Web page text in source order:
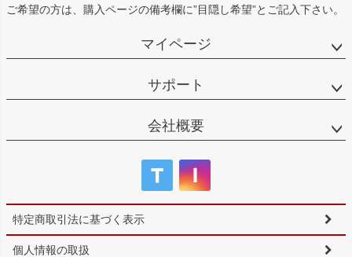
ご希望の方は、購入ページの備考欄に”目隠し希望”とご記入下さい。
マイページ
サポート
会社概要
特定商取引法に基づく表示
個人情報の取扱